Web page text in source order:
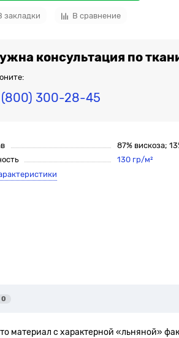
закладки В сравнение
консультация по
300-28-45
87% вискоза;
130 гр/м²
0
материал с характерной «льняной»